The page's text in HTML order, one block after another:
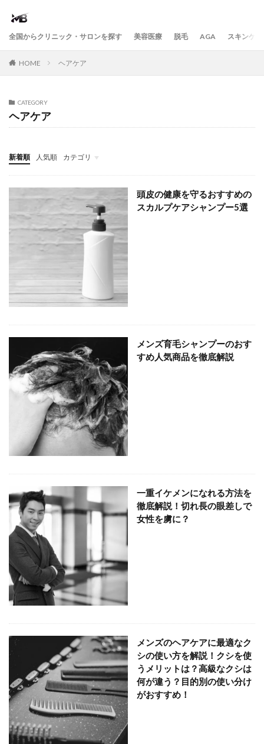
全国からクリニック・サロンを探す 美容医療 脱毛 AGA スキンケア
HOME ヘアケア
CATEGORY
ヘアケア
新着順 人気順
カテゴリ
ヘアケア
ボディケア
フレグランス・パフューム
ダイエット
頭皮の健康を守るおすすめの
スカルプケアシャンプー5選
メンズ育毛シャンプーのおす
すめ人気商品を徹底解説
一重イケメンになれる方法を
徹底解説！切れ長の眼差しで
女性を虜に？
メンズのヘアケアに最適なク
シの使い方を解説！クシを使
うメリットは？高級なクシは
何が違う？目的別の使い分け
がおすすめ！